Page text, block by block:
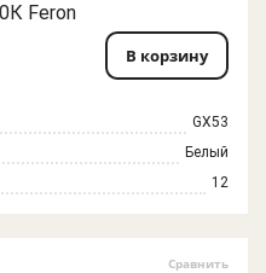
Feron
В корзину
GX53
Белый
12
Сравнить